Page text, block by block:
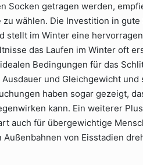
Socken getragen werden,
wählen. Die Investition in
stellt im Winter eine
das Laufen im Winter oft
Bedingungen für das
und Gleichgewicht und
haben sogar gezeigt,
kann. Ein weiterer
auch für übergewichtige
von Eisstadien